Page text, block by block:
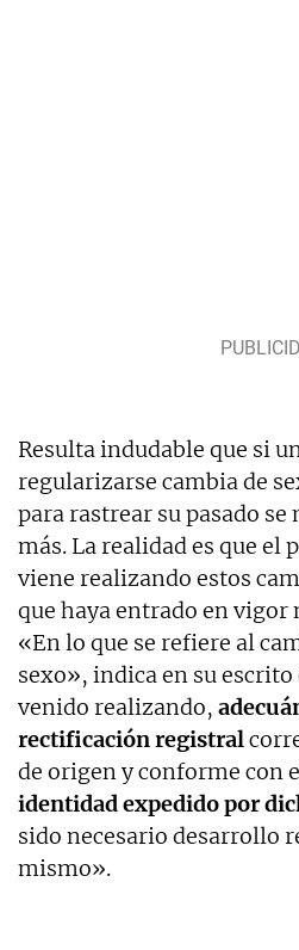
Resulta indudable que si
regularizarse cambia de
para rastrear su pasado
más. La realidad es que el
viene realizando estos
que haya entrado en
«En lo que se refiere al
sexo», indica en su
venido realizando,
rectificación registral
de origen y conforme con
identidad expedido por
sido necesario desarrollo
mismo».